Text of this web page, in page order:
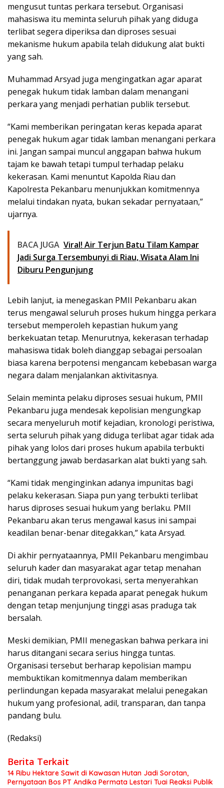
mengusut tuntas perkara tersebut. Organisasi
mahasiswa itu meminta seluruh pihak yang diduga
terlibat segera diperiksa dan diproses sesuai
mekanisme hukum apabila telah didukung alat bukti
yang sah.
Muhammad Arsyad juga mengingatkan agar aparat
penegak hukum tidak lamban dalam menangani
perkara yang menjadi perhatian publik tersebut.
“Kami memberikan peringatan keras kepada aparat
penegak hukum agar tidak lamban menangani perkara
ini. Jangan sampai muncul anggapan bahwa hukum
tajam ke bawah tetapi tumpul terhadap pelaku
kekerasan. Kami menuntut Kapolda Riau dan
Kapolresta Pekanbaru menunjukkan komitmennya
melalui tindakan nyata, bukan sekadar pernyataan,”
ujarnya.
BACA JUGA Viral! Air Terjun Batu Tilam Kampar
Jadi Surga Tersembunyi di Riau, Wisata Alam Ini
Diburu Pengunjung
Lebih lanjut, ia menegaskan PMII Pekanbaru akan
terus mengawal seluruh proses hukum hingga perkara
tersebut memperoleh kepastian hukum yang
berkekuatan tetap. Menurutnya, kekerasan terhadap
mahasiswa tidak boleh dianggap sebagai persoalan
biasa karena berpotensi mengancam kebebasan warga
negara dalam menjalankan aktivitasnya.
Selain meminta pelaku diproses sesuai hukum, PMII
Pekanbaru juga mendesak kepolisian mengungkap
secara menyeluruh motif kejadian, kronologi peristiwa,
serta seluruh pihak yang diduga terlibat agar tidak ada
pihak yang lolos dari proses hukum apabila terbukti
bertanggung jawab berdasarkan alat bukti yang sah.
“Kami tidak menginginkan adanya impunitas bagi
pelaku kekerasan. Siapa pun yang terbukti terlibat
harus diproses sesuai hukum yang berlaku. PMII
Pekanbaru akan terus mengawal kasus ini sampai
keadilan benar-benar ditegakkan,” kata Arsyad.
Di akhir pernyataannya, PMII Pekanbaru mengimbau
seluruh kader dan masyarakat agar tetap menahan
diri, tidak mudah terprovokasi, serta menyerahkan
penanganan perkara kepada aparat penegak hukum
dengan tetap menjunjung tinggi asas praduga tak
bersalah.
Meski demikian, PMII menegaskan bahwa perkara ini
harus ditangani secara serius hingga tuntas.
Organisasi tersebut berharap kepolisian mampu
membuktikan komitmennya dalam memberikan
perlindungan kepada masyarakat melalui penegakan
hukum yang profesional, adil, transparan, dan tanpa
pandang bulu.
(Redaksi)
Berita Terkait
14 Ribu Hektare Sawit di Kawasan Hutan Jadi Sorotan,
Pernyataan Bos PT Andika Permata Lestari Tuai Reaksi Publik